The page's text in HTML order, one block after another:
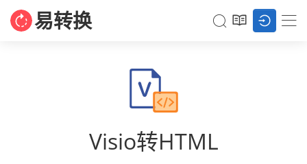
易转换
Visio转HTML